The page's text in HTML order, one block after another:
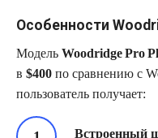
Особенности
Модель Woodridge Pro
в $400 по сравнению с
пользователь получает:
Встроенный